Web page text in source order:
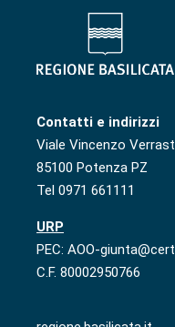
Contatti e indirizzi
Viale Vincenzo
85100 Potenza PZ
Tel 0971 661111
URP
PEC: AOO-
C.F. 80002950766